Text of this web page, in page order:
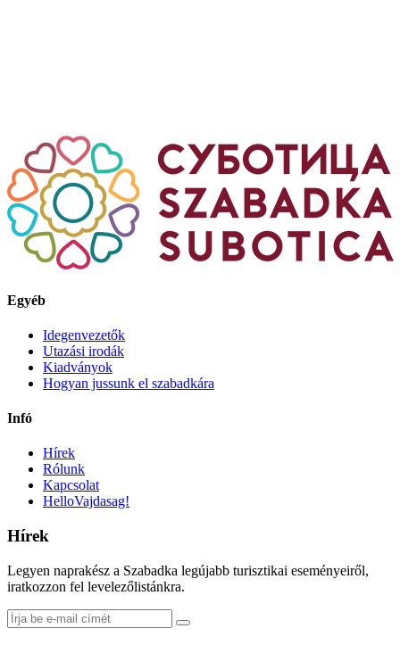
Egyéb
Idegenvezetők
Utazási irodák
Kiadványok
Hogyan jussunk el szabadkára
Infó
Hírek
Rólunk
Kapcsolat
HelloVajdasag!
Hírek
Legyen naprakész a Szabadka legújabb turisztikai eseményeiről,
iratkozzon fel levelezőlistánkra.